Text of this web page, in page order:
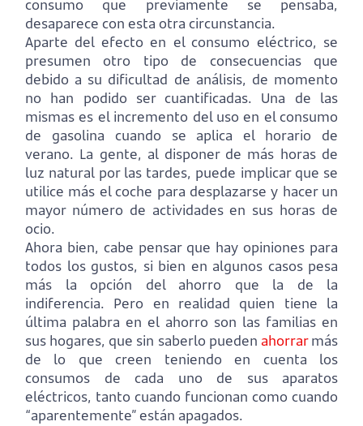
consumo que previamente se pensaba,
desaparece con esta otra circunstancia.
Aparte del efecto en el consumo eléctrico, se
presumen otro tipo de consecuencias que
debido a su dificultad de análisis, de momento
no han podido ser cuantificadas. Una de las
mismas es el incremento del uso en el consumo
de gasolina cuando se aplica el horario de
verano. La gente, al disponer de más horas de
luz natural por las tardes, puede implicar que se
utilice más el coche para desplazarse y hacer un
mayor número de actividades en sus horas de
ocio.
Ahora bien, cabe pensar que hay opiniones para
todos los gustos, si bien en algunos casos pesa
más la opción del ahorro que la de la
indiferencia. Pero en realidad quien tiene la
última palabra en el ahorro son las familias en
sus hogares, que sin saberlo pueden ahorrarmás
de lo que creen teniendo en cuenta los
consumos de cada uno de sus aparatos
eléctricos, tanto cuando funcionan como cuando
“aparentemente” están apagados.